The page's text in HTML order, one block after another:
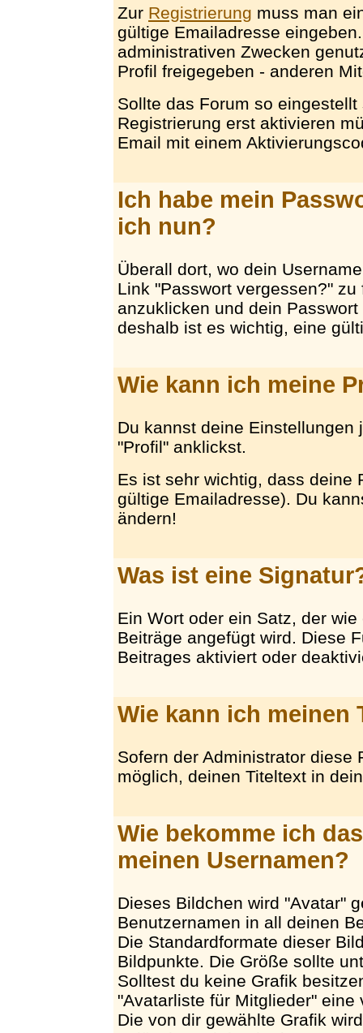
Zur Registrierung muss man
gültige Emailadresse
administrativen Zwecken
Profil freigegeben - anderen
Sollte das Forum so
Registrierung erst aktivieren
Email mit einem
Ich habe mein
ich nun?
Überall dort, wo dein
Link "Passwort vergessen?"
anzuklicken und dein
deshalb ist es wichtig, eine
Wie kann ich meine
Du kannst deine
"Profil" anklickst.
Es ist sehr wichtig, dass deine
gültige Emailadresse). Du
ändern!
Was ist eine
Ein Wort oder ein Satz, der
Beiträge angefügt wird. Diese
Beitrages aktiviert oder
Wie kann ich meinen
Sofern der Administrator
möglich, deinen Titeltext in
Wie bekomme ich
meinen Usernamen?
Dieses Bildchen wird "Avatar"
Benutzernamen in all deinen
Die Standardformate dieser
Bildpunkte. Die Größe sollte
Solltest du keine Grafik
"Avatarliste für Mitglieder" eine
Die von dir gewählte Grafik